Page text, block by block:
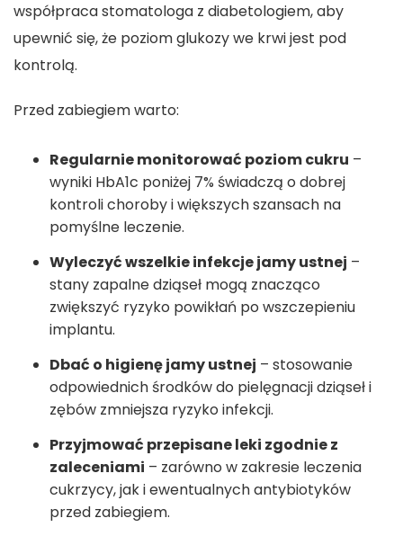
współpraca stomatologa z diabetologiem, aby
upewnić się, że poziom glukozy we krwi jest pod
kontrolą.
Przed zabiegiem warto:
Regularnie monitorować poziom cukru –
wyniki HbA1c poniżej 7% świadczą o dobrej
kontroli choroby i większych szansach na
pomyślne leczenie.
Wyleczyć wszelkie infekcje jamy ustnej –
stany zapalne dziąseł mogą znacząco
zwiększyć ryzyko powikłań po wszczepieniu
implantu.
Dbać o higienę jamy ustnej – stosowanie
odpowiednich środków do pielęgnacji dziąseł i
zębów zmniejsza ryzyko infekcji.
Przyjmować przepisane leki zgodnie z
zaleceniami – zarówno w zakresie leczenia
cukrzycy, jak i ewentualnych antybiotyków
przed zabiegiem.